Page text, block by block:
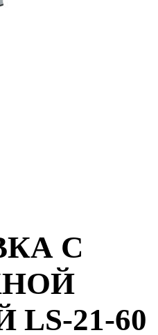
С
21-60